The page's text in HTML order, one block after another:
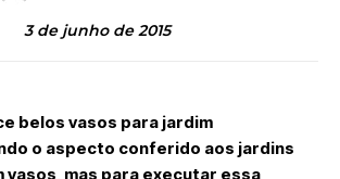
3 de junho de 2015
belos vasos para jardim
o aspecto conferido aos jardins
vasos, mas para executar essa